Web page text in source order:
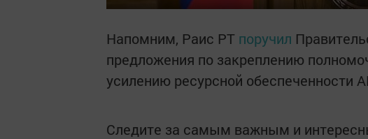
Напомним, Раис РТ поручил
предложения по закреплению
усилению ресурсной обеспеченности
Следите за самым важным и